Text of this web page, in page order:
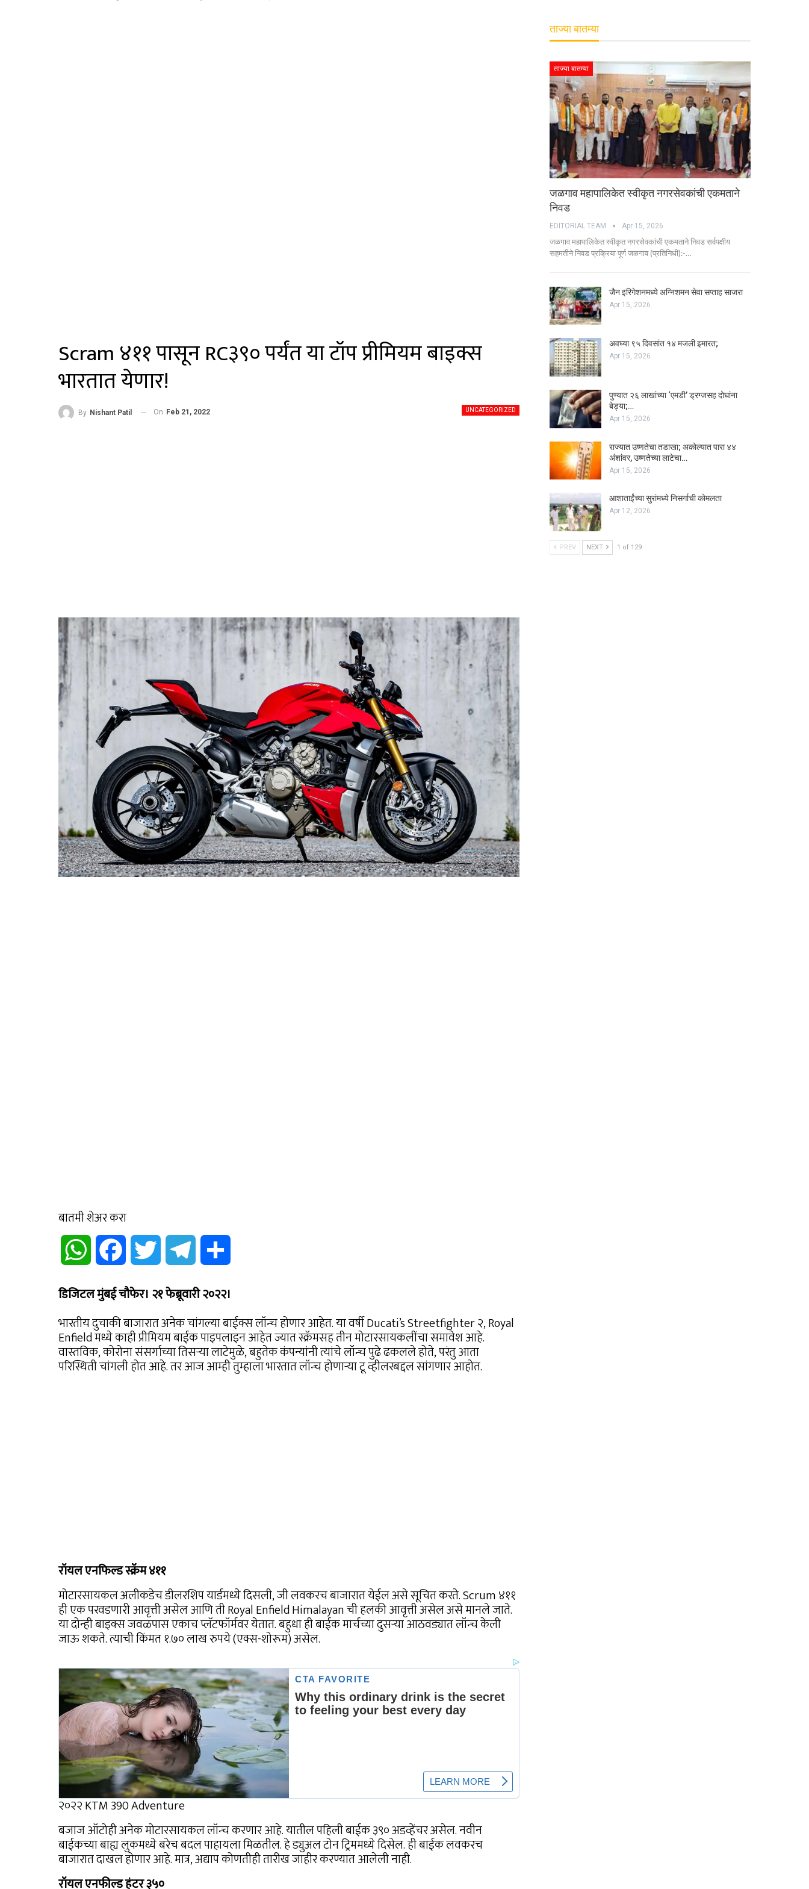
Scram ४११ पासून RC३९० पर्यंत या टॉप प्रीमियम बाइक्स
भारतात येणार!
UNCATEGORIZED
By Nishant Patil On Feb 21, 2022
बातमी शेअर करा
WhatsApp Facebook Twitter Telegram
डिजिटल मुंबई चौफेर। २१ फेब्रूवारी २०२२।
भारतीय दुचाकी बाजारात अनेक चांगल्या बाईक्स लॉन्च होणार आहेत. या वर्षी Ducati’s Streetfighter २, Royal
Enfield मध्ये काही प्रीमियम बाईक पाइपलाइन आहेत ज्यात स्क्रॅमसह तीन मोटारसायकलींचा समावेश आहे.
वास्तविक, कोरोना संसर्गाच्या तिसऱ्या लाटेमुळे, बहुतेक कंपन्यांनी त्यांचे लॉन्च पुढे ढकलले होते, परंतु आता
परिस्थिती चांगली होत आहे. तर आज आम्ही तुम्हाला भारतात लॉन्च होणार्‍या टू व्हीलरबद्दल सांगणार आहोत.
रॉयल एनफिल्ड स्क्रॅम ४११
मोटारसायकल अलीकडेच डीलरशिप यार्डमध्ये दिसली, जी लवकरच बाजारात येईल असे सूचित करते. Scrum ४११
ही एक परवडणारी आवृत्ती असेल आणि ती Royal Enfield Himalayan ची हलकी आवृत्ती असेल असे मानले जाते.
या दोन्ही बाइक्स जवळपास एकाच प्लॅटफॉर्मवर येतात. बहुधा ही बाईक मार्चच्या दुसऱ्या आठवड्यात लॉन्च केली
जाऊ शकते. त्याची किंमत १.७० लाख रुपये (एक्स-शोरूम) असेल.
२०२२ KTM 390 Adventure
बजाज ऑटोही अनेक मोटारसायकल लॉन्च करणार आहे. यातील पहिली बाईक ३९० अडव्हेंचर असेल. नवीन
बाईकच्या बाह्य लुकमध्ये बरेच बदल पाहायला मिळतील. हे ड्युअल टोन ट्रिममध्ये दिसेल. ही बाईक लवकरच
बाजारात दाखल होणार आहे. मात्र, अद्याप कोणतीही तारीख जाहीर करण्यात आलेली नाही.
रॉयल एनफील्ड हंटर ३५०
ताज्या बातम्या
ताज्या बातम्या
जळगाव महापालिकेत स्वीकृत नगरसेवकांची एकमताने
निवड
EDITORIAL TEAM Apr 15, 2026
जळगाव महापालिकेत स्वीकृत नगरसेवकांची एकमताने निवड सर्वपक्षीय
सहमतीने निवड प्रक्रिया पूर्ण जळगाव (प्रतिनिधी):-…
जैन इरिगेशनमध्ये अग्निशमन सेवा सप्ताह साजरा
Apr 15, 2026
अवघ्या ९५ दिवसांत १४ मजली इमारत;
Apr 15, 2026
पुण्यात २६ लाखांच्या ‘एमडी’ ड्रग्जसह दोघांना
बेड्या;…
Apr 15, 2026
राज्यात उष्णतेचा तडाखा; अकोल्यात पारा ४४
अंशांवर, उष्णतेच्या लाटेचा…
Apr 15, 2026
आशाताईंच्या सुरांमध्ये निसर्गाची कोमलता
Apr 12, 2026
PREV NEXT 1 of 129